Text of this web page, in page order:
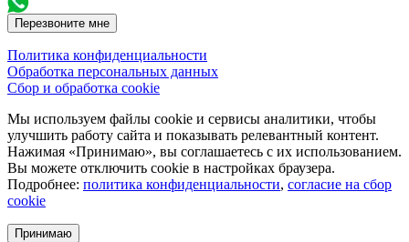
Перезвоните мне
Политика конфиденциальности
Обработка персональных данных
Сбор и обработка cookie
Мы используем файлы cookie и сервисы аналитики, чтобы
улучшить работу сайта и показывать релевантный контент.
Нажимая «Принимаю», вы соглашаетесь с их использованием.
Вы можете отключить cookie в настройках браузера.
Подробнее: политика конфиденциальности, согласие на сбор
cookie
Принимаю